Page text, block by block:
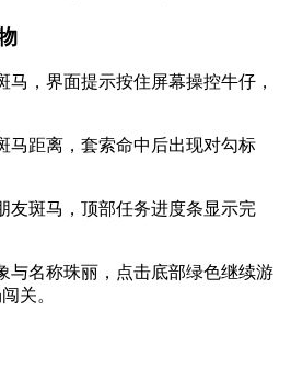
马，界面提示按住屏幕操控牛仔，
马距离，套索命中后出现对勾标
友斑马，顶部任务进度条显示完
与名称珠丽，点击底部绿色继续游
关。